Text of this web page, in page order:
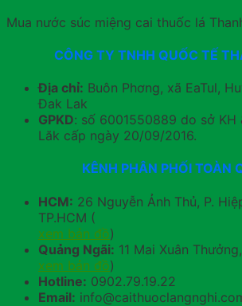
Mua nước súc miệng cai thuốc lá
CÔNG TY TNHH QUỐC TẾ
Địa chỉ: Buôn Phơng, xã EaTul,
Đak Lak
GPKD: số 6001550889 do sở KH
Lăk cấp ngày 20/09/2016.
KÊNH PHÂN PHỐI TOÀN
HCM: 26 Nguyễn Ảnh Thủ, P.
TP.HCM (
xem bản đồ)
Quảng Ngãi: 11 Mai Xuân
xem bản đồ)
Hotline: 0902.79.19.22
Email: